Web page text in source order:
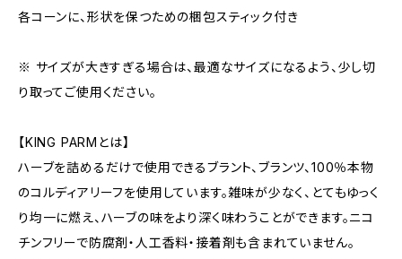
各コーンに、形状を保つための梱包スティック付き
※ サイズが大きすぎる場合は、最適なサイズになるよう、少し切
り取ってご使用ください。
【KING PARMとは】
ハーブを詰めるだけで使用できるブラント、ブランツ、100％本物
のコルディアリーフを使用しています。雑味が少なく、とてもゆっく
り均一に燃え、ハーブの味をより深く味わうことができます。ニコ
チンフリーで防腐剤・人工香料・接着剤も含まれていません。